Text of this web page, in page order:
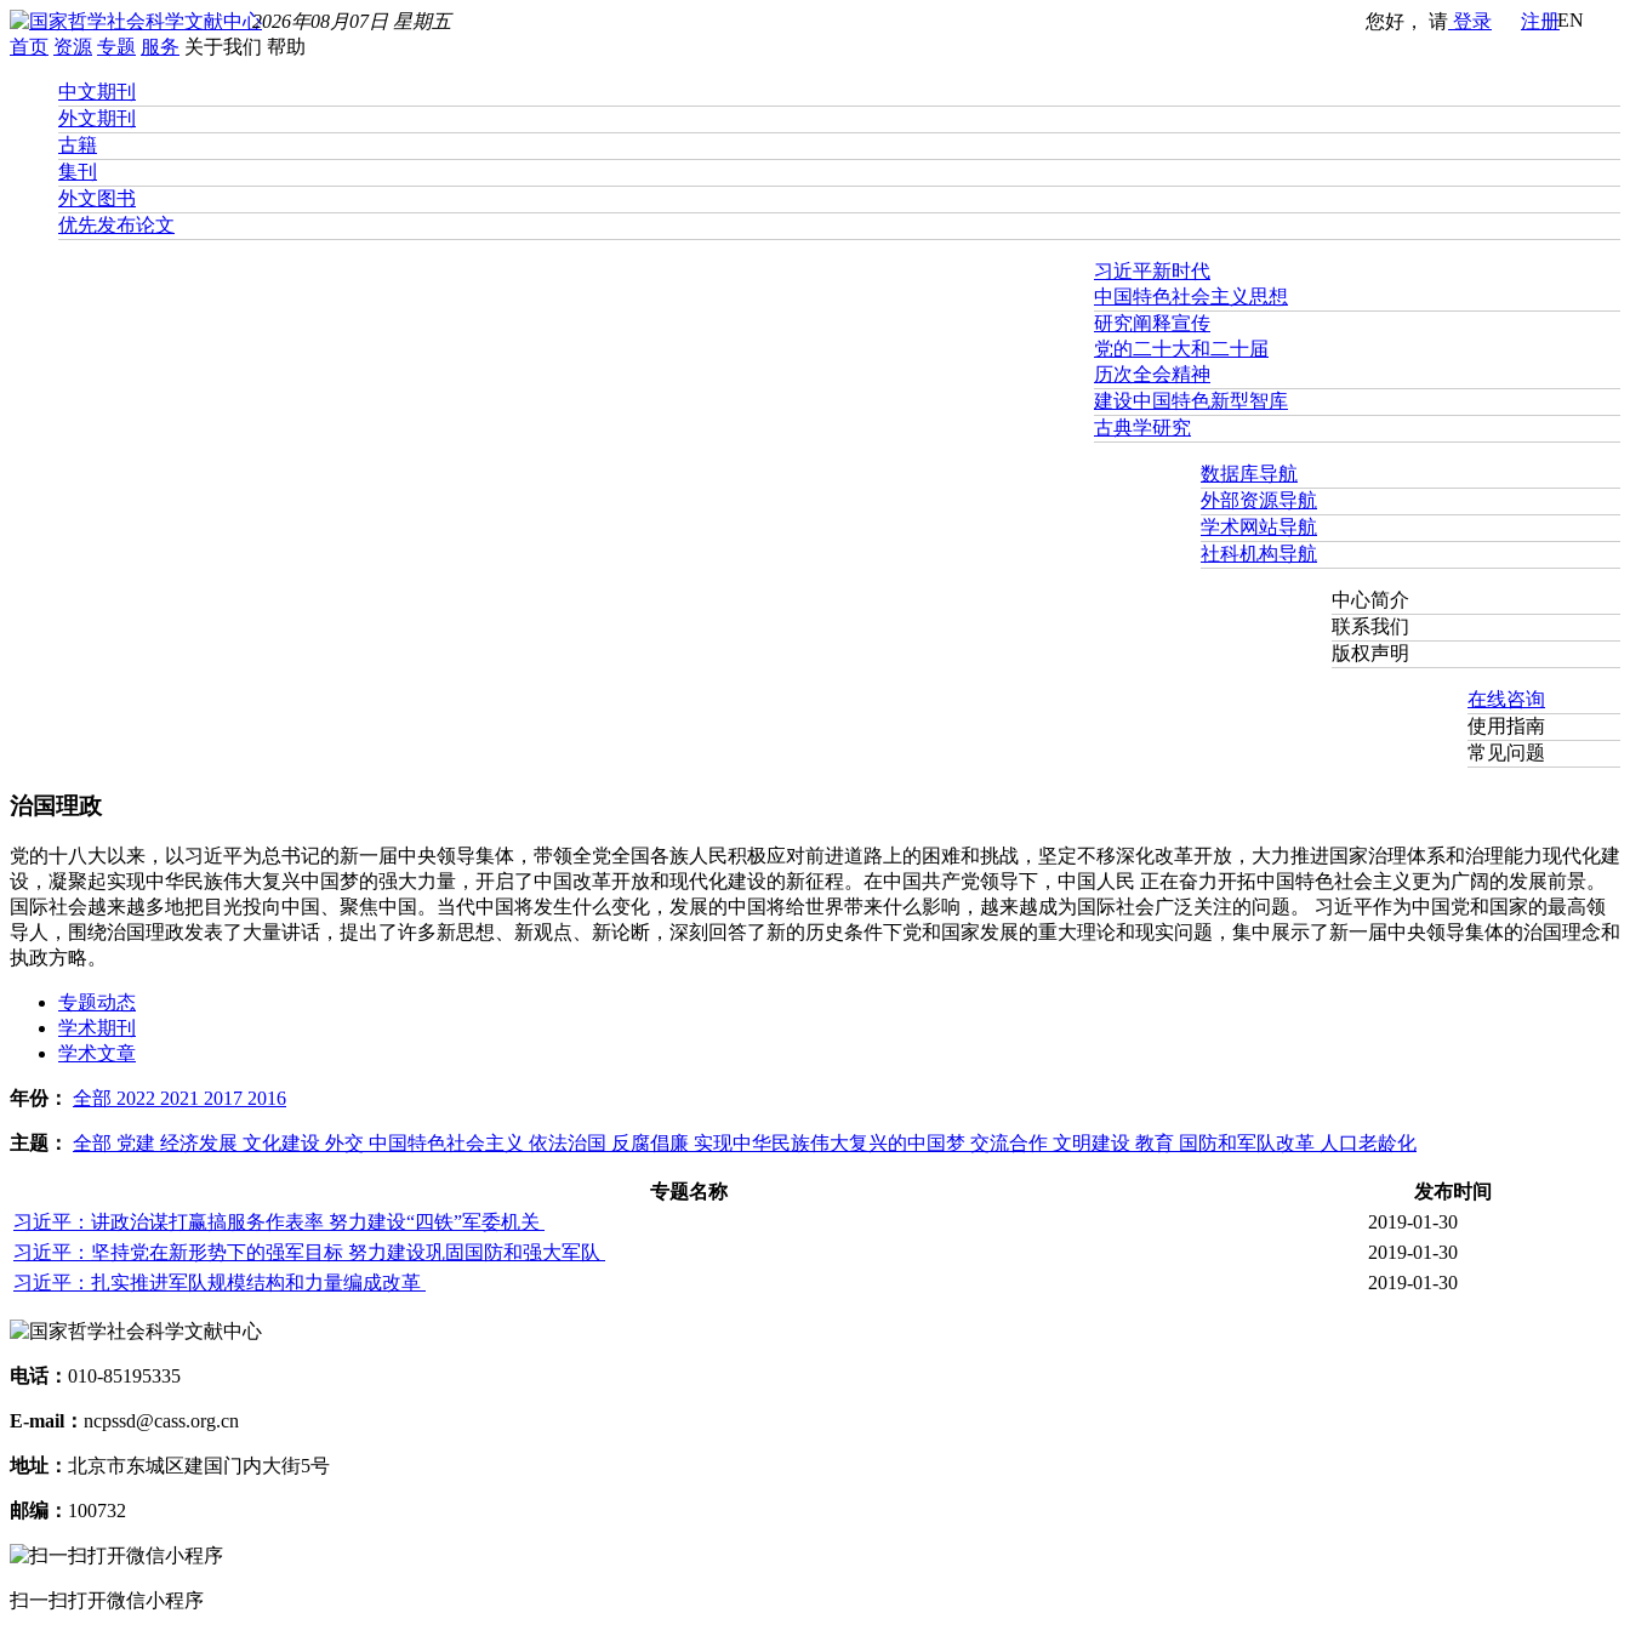
您好， 请 登录 注册EN
2026年08月07日 星期五
首页 资源 专题 服务 关于我们 帮助
中文期刊
外文期刊
古籍
集刊
外文图书
优先发布论文
习近平新时代
中国特色社会主义思想
研究阐释宣传
党的二十大和二十届
历次全会精神
建设中国特色新型智库
古典学研究
数据库导航
外部资源导航
学术网站导航
社科机构导航
中心简介
联系我们
版权声明
在线咨询
使用指南
常见问题
治国理政
党的十八大以来，以习近平为总书记的新一届中央领导集体，带领全党全国各族人民积极应对前进道路上的困难和挑战，坚定不移深化改革开放，大力推进国家治理体系和治理能力现代化建
设，凝聚起实现中华民族伟大复兴中国梦的强大力量，开启了中国改革开放和现代化建设的新征程。在中国共产党领导下，中国人民 正在奋力开拓中国特色社会主义更为广阔的发展前景。
国际社会越来越多地把目光投向中国、聚焦中国。当代中国将发生什么变化，发展的中国将给世界带来什么影响，越来越成为国际社会广泛关注的问题。 习近平作为中国党和国家的最高领
导人，围绕治国理政发表了大量讲话，提出了许多新思想、新观点、新论断，深刻回答了新的历史条件下党和国家发展的重大理论和现实问题，集中展示了新一届中央领导集体的治国理念和
执政方略。
专题动态
学术期刊
学术文章
年份： 全部 2022 2021 2017 2016
主题： 全部 党建 经济发展 文化建设 外交 中国特色社会主义 依法治国 反腐倡廉 实现中华民族伟大复兴的中国梦 交流合作 文明建设 教育 国防和军队改革 人口老龄化
专题名称
发布时间
习近平：讲政治谋打赢搞服务作表率 努力建设“四铁”军委机关
2019-01-30
习近平：坚持党在新形势下的强军目标 努力建设巩固国防和强大军队
2019-01-30
习近平：扎实推进军队规模结构和力量编成改革
2019-01-30
电话： 010-85195335
E-mail： ncpssd@cass.org.cn
地址： 北京市东城区建国门内大街5号
邮编： 100732
扫一扫打开微信小程序